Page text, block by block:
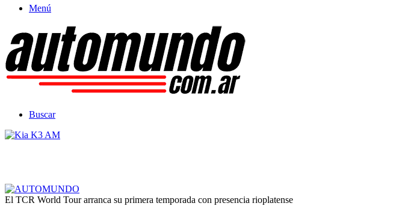
Menú
Buscar
El TCR World Tour arranca su primera temporada con presencia rioplatense